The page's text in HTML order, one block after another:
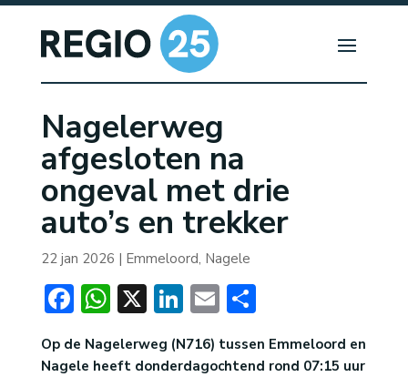
Nagelerweg
afgesloten na
ongeval met drie
auto’s en trekker
22 jan 2026 | Emmeloord, Nagele
Facebook
WhatsApp
X LinkedIn
EmailDelen
Op de Nagelerweg (N716) tussen Emmeloord en
Nagele heeft donderdagochtend rond 07:15 uur